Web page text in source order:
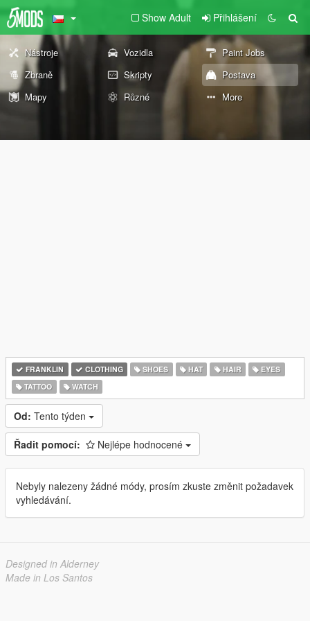
Show Adult Přihlášení
Nástroje Vozidla
Paint Jobs
Zbraně
Skripty
Postava
Mapy
Různé More
FRANKLIN CLOTHING SHOES HAT HAIR
EYES
TATTOO
WATCH
Od: Tento týden
Řadit pomocí: Nejlépe hodnocené
Nebyly nalezeny žádné módy, prosím zkuste změnit požadavek
vyhledávání.
Designed in Alderney
Made in Los Santos